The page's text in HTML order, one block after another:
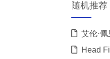
随机推荐
艾伦·
Head